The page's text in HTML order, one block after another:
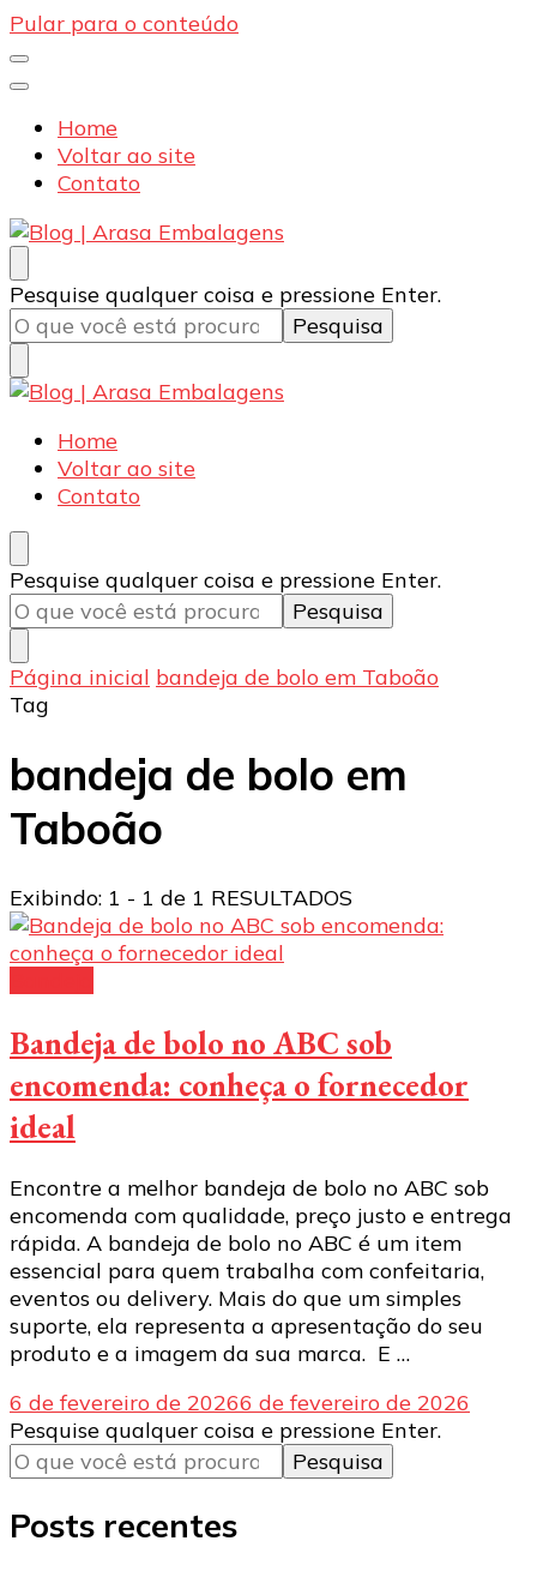
Pular para o conteúdo
Home
Voltar ao site
Contato
Blog | Arasa Embalagens
Confira conteúdos sobre embalagens para pizzas,
doces e salgados. Tudo para seu comércio com a
qualidade Arasa. Leia nossos conteúdos!
Procurando
algo?
Pesquise qualquer coisa e pressione Enter.
Blog | Arasa Embalagens
Confira conteúdos sobre embalagens para pizzas,
doces e salgados. Tudo para seu comércio com a
qualidade Arasa. Leia nossos conteúdos!
Home
Voltar ao site
Contato
Procurando
algo?
Pesquise qualquer coisa e pressione Enter.
Página inicial bandeja de bolo em Taboão
Tag
bandeja de bolo em
Taboão
Exibindo: 1 - 1 de 1 RESULTADOS
Bandeja de bolo no ABC sob
encomenda: conheça o fornecedor
ideal
Encontre a melhor bandeja de bolo no ABC sob
encomenda com qualidade, preço justo e entrega
rápida. A bandeja de bolo no ABC é um item
essencial para quem trabalha com confeitaria,
eventos ou delivery. Mais do que um simples
suporte, ela representa a apresentação do seu
produto e a imagem da sua marca. E …
6 de fevereiro de 20266 de fevereiro de 2026
Procurando
algo?
Pesquise qualquer coisa e pressione Enter.
Posts recentes